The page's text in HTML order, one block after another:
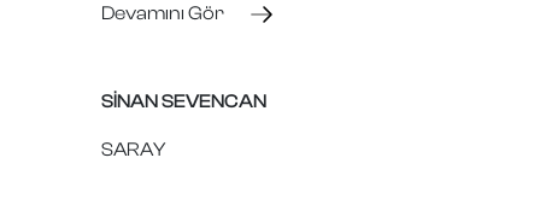
Devamını Gör
SİNAN SEVENCAN
SARAY